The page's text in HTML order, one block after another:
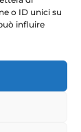
o ID unici su
influire